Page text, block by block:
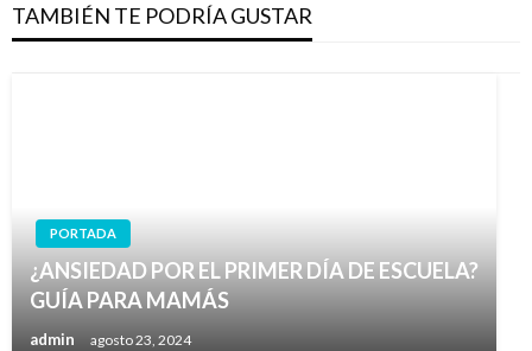
TAMBIÉN TE PODRÍA GUSTAR
PORTADA
¿ANSIEDAD POR EL PRIMER DÍA DE ESCUELA?
GUÍA PARA MAMÁS
admin agosto 23, 2024